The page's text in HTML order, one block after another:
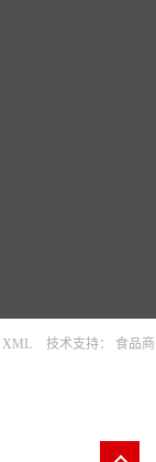
XML 技术支持：
食品商